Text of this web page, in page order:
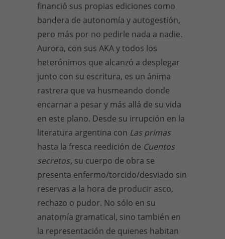
financió sus propias ediciones como
bandera de autonomía y autogestión,
pero más por no pedirle nada a nadie.
Aurora, con sus AKA y todos los
heterónimos que alcanzó a desplegar
junto con su escritura, es un ánima
rastrera que va husmeando donde
encarnar a pesar y más allá de su vida
en este plano. Desde su irrupción en la
literatura argentina con Las primas
hasta la fresca reedición de Cuentos
secretos, su cuerpo de obra se
presenta enfermo/torcido/desviado sin
reservas a la hora de producir asco,
rechazo o pudor. No sólo en su
anatomía gramatical, sino también en
la representación de quienes habitan